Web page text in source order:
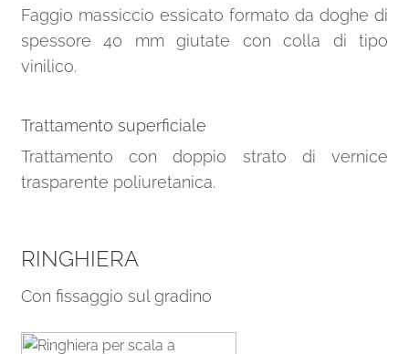
Faggio massiccio essicato formato da doghe di
spessore 40 mm giutate con colla di tipo
vinilico.
Trattamento superficiale
Trattamento con doppio strato di vernice
trasparente poliuretanica.
RINGHIERA
Con fissaggio sul gradino